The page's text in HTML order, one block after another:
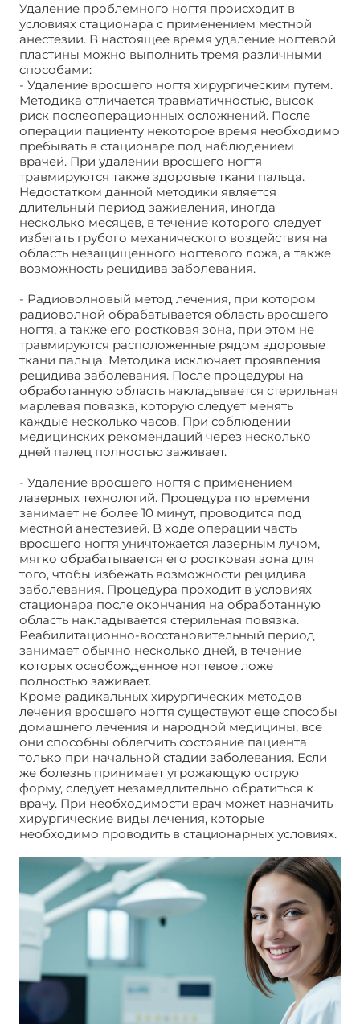
Удаление проблемного ногтя происходит в
условиях стационара с применением местной
анестезии. В настоящее время удаление ногтевой
пластины можно выполнить тремя различными
способами:
- Удаление вросшего ногтя хирургическим путем.
Методика отличается травматичностью, высок
риск послеоперационных осложнений. После
операции пациенту некоторое время необходимо
пребывать в стационаре под наблюдением
врачей. При удалении вросшего ногтя
травмируются также здоровые ткани пальца.
Недостатком данной методики является
длительный период заживления, иногда
несколько месяцев, в течение которого следует
избегать грубого механического воздействия на
область незащищенного ногтевого ложа, а также
возможность рецидива заболевания.
- Радиоволновый метод лечения, при котором
радиоволной обрабатывается область вросшего
ногтя, а также его ростковая зона, при этом не
травмируются расположенные рядом здоровые
ткани пальца. Методика исключает проявления
рецидива заболевания. После процедуры на
обработанную область накладывается стерильная
марлевая повязка, которую следует менять
каждые несколько часов. При соблюдении
медицинских рекомендаций через несколько
дней палец полностью заживает.
- Удаление вросшего ногтя с применением
лазерных технологий. Процедура по времени
занимает не более 10 минут, проводится под
местной анестезией. В ходе операции часть
вросшего ногтя уничтожается лазерным лучом,
мягко обрабатывается его ростковая зона для
того, чтобы избежать возможности рецидива
заболевания. Процедура проходит в условиях
стационара после окончания на обработанную
область накладывается стерильная повязка.
Реабилитационно-восстановительный период
занимает обычно несколько дней, в течение
которых освобожденное ногтевое ложе
полностью заживает.
Кроме радикальных хирургических методов
лечения вросшего ногтя существуют еще способы
домашнего лечения и народной медицины, все
они способны облегчить состояние пациента
только при начальной стадии заболевания. Если
же болезнь принимает угрожающую острую
форму, следует незамедлительно обратиться к
врачу. При необходимости врач может назначить
хирургические виды лечения, которые
необходимо проводить в стационарных условиях.